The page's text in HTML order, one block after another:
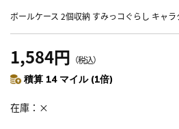
ボールケース 2個収納 すみっコぐらし キャ
1,584円 （税込）
積算 14 マイル (1倍)
在庫 ×